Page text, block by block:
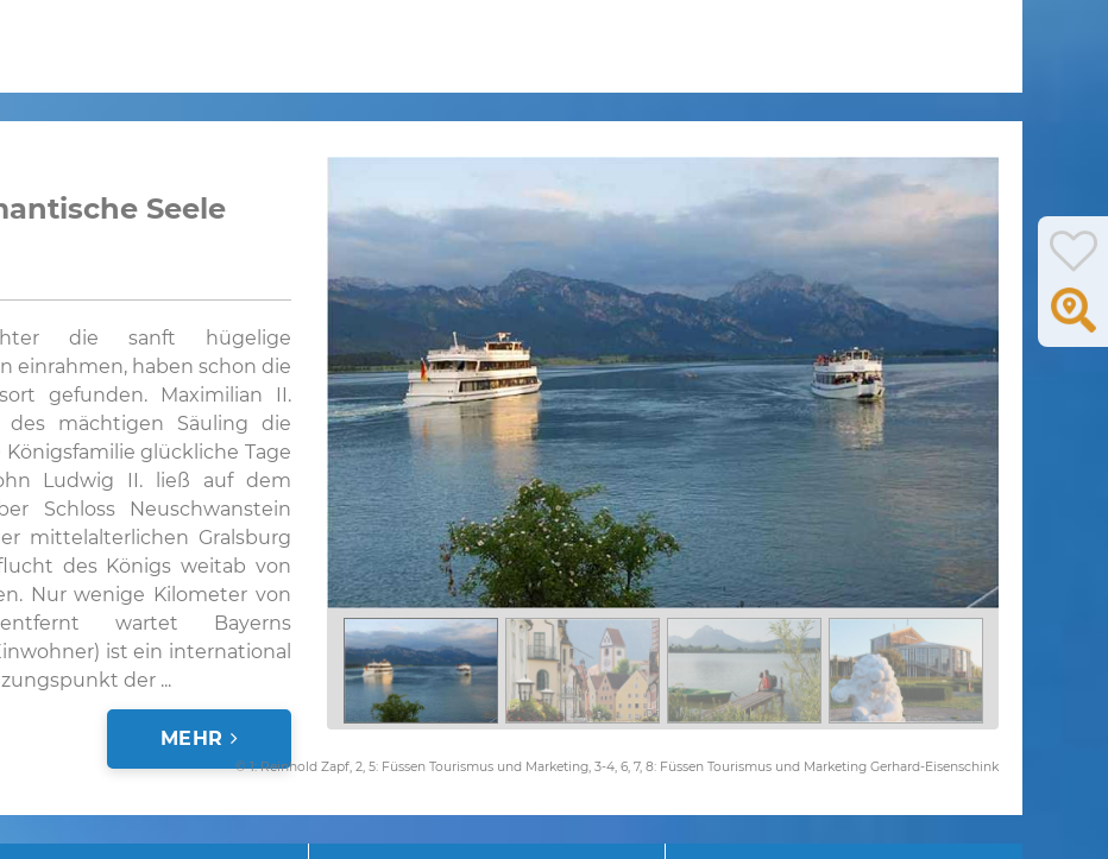
Seele
die sanft hügelige
einrahmen, haben schon die
gefunden. Maximilian II.
mächtigen Säuling die
glückliche Tage
Ludwig II. ließ auf dem
Schloss Neuschwanstein
mittelalterlichen Gralsburg
des Königs weitab von
Nur wenige Kilometer von
wartet Bayerns
ist ein international
der ...
MEHR
© 1: Reinhold Zapf, 2, 5: Füssen Tourismus und Marketing, 3-4, 6, 7, 8: Füssen Tourismus und Marketing Gerhard-Eisenschink